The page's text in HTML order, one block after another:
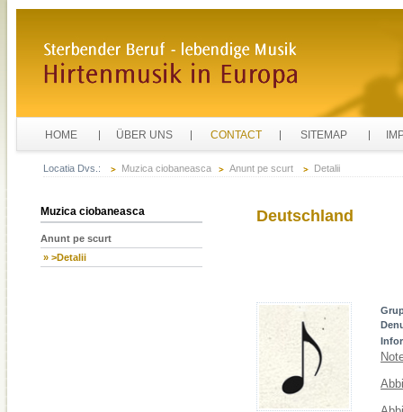
HOME ÜBER UNS CONTACT SITEMAP
Locatia Dvs.: Muzica ciobaneasca Anunt pe scurt Detalii
Muzica ciobaneasca
Anunt pe scurt
» >Detalii
Deutschland